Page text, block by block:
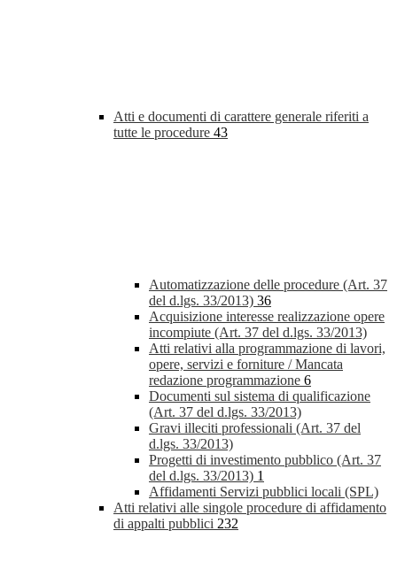
Atti e documenti di carattere generale riferiti a
tutte le procedure 43
Automatizzazione delle procedure (Art. 37
del d.lgs. 33/2013) 36
Acquisizione interesse realizzazione opere
incompiute (Art. 37 del d.lgs. 33/2013)
Atti relativi alla programmazione di lavori,
opere, servizi e forniture / Mancata
redazione programmazione 6
Documenti sul sistema di qualificazione
(Art. 37 del d.lgs. 33/2013)
Gravi illeciti professionali (Art. 37 del
d.lgs. 33/2013)
Progetti di investimento pubblico (Art. 37
del d.lgs. 33/2013) 1
Affidamenti Servizi pubblici locali (SPL)
Atti relativi alle singole procedure di affidamento
di appalti pubblici 232